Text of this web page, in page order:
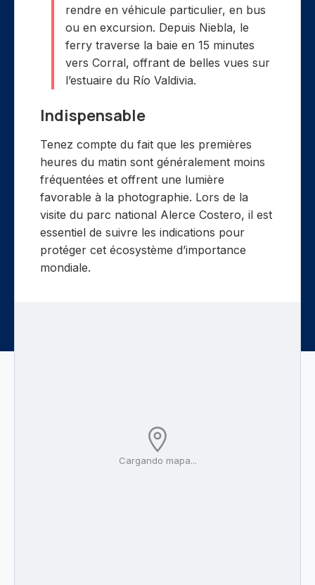
Cargando mapa...
rendre en véhicule particulier, en bus
ou en excursion. Depuis Niebla, le
ferry traverse la baie en 15 minutes
vers Corral, offrant de belles vues sur
l’estuaire du Río Valdivia.
Indispensable
Tenez compte du fait que les premières
heures du matin sont généralement moins
fréquentées et offrent une lumière
favorable à la photographie. Lors de la
visite du parc national Alerce Costero, il est
essentiel de suivre les indications pour
protéger cet écosystème d’importance
mondiale.